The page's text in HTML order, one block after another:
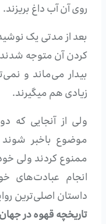
روی آن آب داغ بریزند.
بعد از مدتی یک
کردن آن متوجه
بیدار می‌ماند و
زیادی هم میگیرند.
ولی از آنجایی که
موضوع باخبر
ممنوع کردند ولی
انجام عبادت‌های
داستان اصلی‌ترین
تاریخچه قهوه در جهان